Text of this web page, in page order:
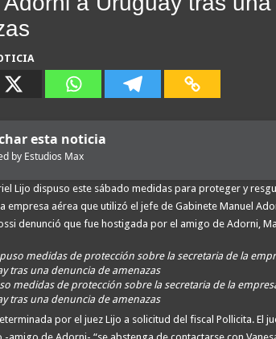
esta noticia
by Estudios Max
Lijo dispuso este sábado medidas para proteger y
empresa aérea que utilizó el jefe de Gabinete Manuel
denunció que fue hostigada por el amigo de Adorni,
medidas de protección sobre la secretaria de la
tras una denuncia de amenazas
por el juez Lijo a solicitud del fiscal Pollicita. El